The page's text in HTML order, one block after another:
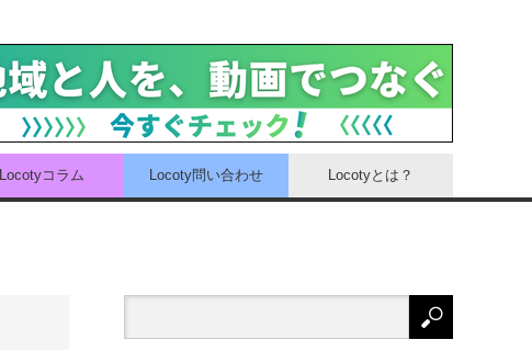
Locotyコラム Locoty問い合わせ Locotyとは？